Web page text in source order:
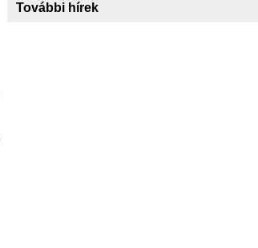
További hírek